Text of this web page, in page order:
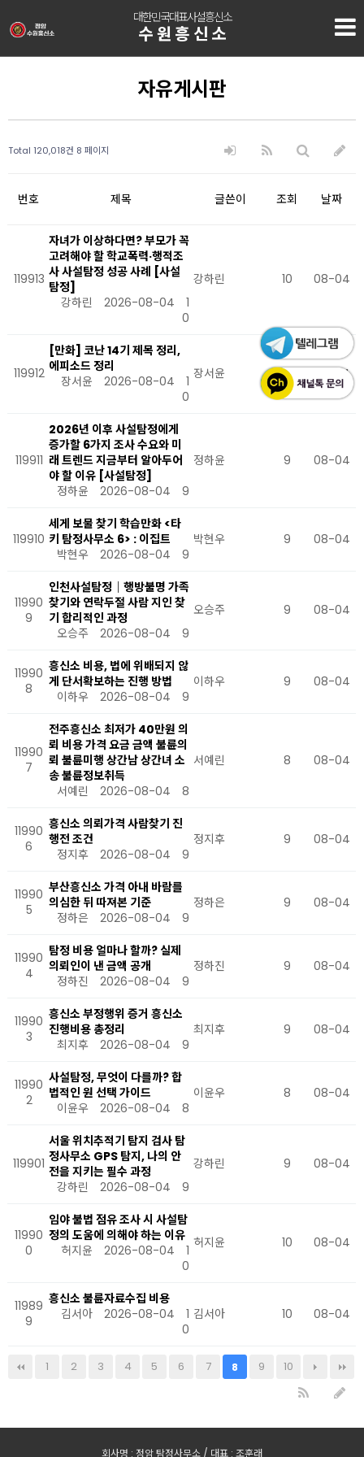
대한민국대표사설흥신소
수원흥신소
자유게시판
Total 120,018건 8 페이지
번호 제목 글쓴이 조회 날짜
119913
자녀가 이상하다면? 부모가 꼭
고려해야 할 학교폭력·행적조
사 사설탐정 성공 사례 [사설
탐정]
강하린
2026-08-04
1
0
강하린 10 08-04
119912
[만화] 코난 14기 제목 정리,
에피소드 정리
장서윤
2026-08-04
1
0
장서윤 10 08-04
119911
2026년 이후 사설탐정에게
증가할 6가지 조사 수요와 미
래 트렌드 지금부터 알아두어
야 할 이유 [사설탐정]
정하윤
2026-08-04 9
정하윤 9 08-04
119910
세게 보물 찾기 학습만화 <타
키 탐정사무소 6> : 이집트
박현우
2026-08-04 9
박현우 9 08-04
11990
9
인천사설탐정｜행방불명 가족
찾기와 연락두절 사람 지인 찾
기 합리적인 과정
오승주
2026-08-04 9
오승주 9 08-04
11990
8
흥신소 비용, 법에 위배되지 않
게 단서확보하는 진행 방법
이하우
2026-08-04 9
이하우 9 08-04
11990
7
전주흥신소 최저가 40만원 의
뢰 비용 가격 요금 금액 불륜의
뢰 불륜미행 상간남 상간녀 소
송 불륜정보취득
서예린
2026-08-04 8
서예린 8 08-04
11990
6
흥신소 의뢰가격 사람찾기 진
행전 조건
정지후
2026-08-04 9
정지후 9 08-04
11990
5
부산흥신소 가격 아내 바람를
의심한 뒤 따져본 기준
정하은
2026-08-04 9
정하은 9 08-04
11990
4
탐정 비용 얼마나 할까? 실제
의뢰인이 낸 금액 공개
정하진
2026-08-04 9
정하진 9 08-04
11990
3
흥신소 부정행위 증거 흥신소
진행비용 총정리
최지후
2026-08-04 9
최지후 9 08-04
11990
2
사설탐정, 무엇이 다를까? 합
법적인 원 선택 가이드
이윤우
2026-08-04 8
이윤우 8 08-04
119901
서울 위치추적기 탐지 검사 탐
정사무소 GPS 탐지, 나의 안
전을 지키는 필수 과정
강하린
2026-08-04 9
강하린 9 08-04
11990
0
임야 불법 점유 조사 시 사설탐
정의 도움에 의해야 하는 이유
허지윤
2026-08-04
1
0
허지윤 10 08-04
11989
9
흥신소 불륜자료수집 비용
김서아
2026-08-04
1
0
김서아 10 08-04
1 2 3 4 5 6 7 8 9 10
회사명 : 정암 탐정사무소 / 대표 : 조훈래